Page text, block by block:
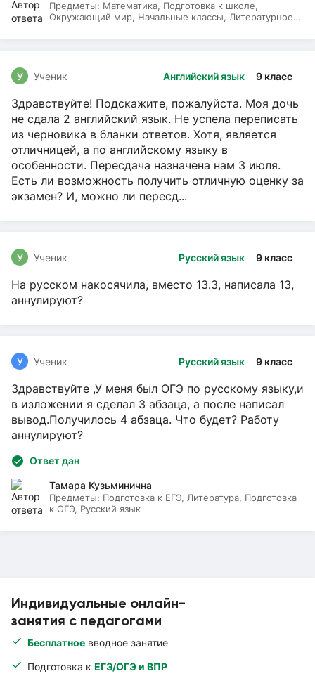
Индивидуальные онлайн-
занятия с педагогами
Бесплатное вводное занятие
Подготовка к ЕГЭ/ОГЭ и ВПР
Предметы: Математика, Подготовка к школе,
Окружающий мир, Начальные классы, Литературное
Английский язык 9 класс
У Ученик
Здравствуйте! Подскажите, пожалуйста. Моя дочь
не сдала 2 английский язык. Не успела переписать
из черновика в бланки ответов. Хотя, является
отличницей, а по английскому языку в
особенности. Пересдача назначена нам 3 июля.
Есть ли возможность получить отличную оценку за
экзамен? И, можно ли пересд...
Русский язык 9 класс
У Ученик
На русском накосячила, вместо 13.3, написала 13,
аннулируют?
Русский язык 9 класс
У Ученик
Здравствуйте ,У меня был ОГЭ по русскому языку,и
в изложении я сделал 3 абзаца, а после написал
вывод.Получилось 4 абзаца. Что будет? Работу
аннулируют?
Ответ дан
Тамара Кузьминична
Предметы: Подготовка к ЕГЭ, Литература, Подготовка
к ОГЭ, Русский язык